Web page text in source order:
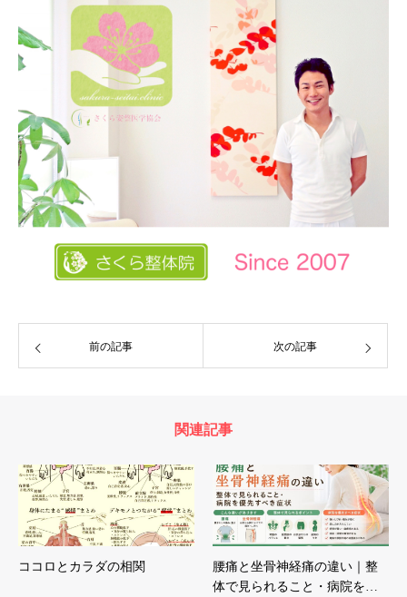
前の記事 次の記事
関連記事
ココロとカラダの相関
腰痛と坐骨神経痛の違い｜整
体で見られること・病院を…